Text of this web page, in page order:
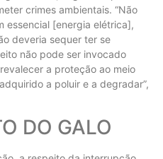
crimes ambientais. “Não
essencial [energia elétrica],
deveria sequer ter se
não pode ser invocado
a proteção ao meio
a poluir e a degradar”,
DO GALO